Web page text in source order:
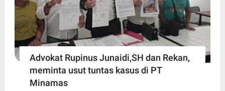
Advokat Rupinus Junaidi,SH dan Rekan,
meminta usut tuntas kasus di PT
Minamas